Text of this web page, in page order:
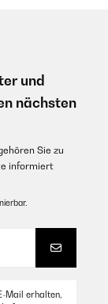
und
nächsten
Sie zu
informiert
Mail erhalten,